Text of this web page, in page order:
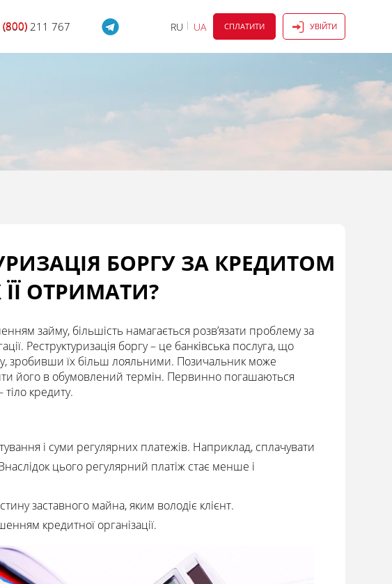
(800)
(800) 211 767 RU UA СПЛАТИТИ УВІЙТИ
БОРГУ ЗА КРЕДИТОМ
ЇЇ ОТРИМАТИ?
займу, більшість намагається розв’язати проблему за
Реструктуризація боргу – це банківська послуга, що
зробивши їх більш лояльними. Позичальник може
його в обумовлений термін. Первинно погашаються
кредиту.
і суми регулярних платежів. Наприклад, сплачувати
цього регулярний платіж стає менше і
заставного майна, яким володіє клієнт.
кредитної організації.